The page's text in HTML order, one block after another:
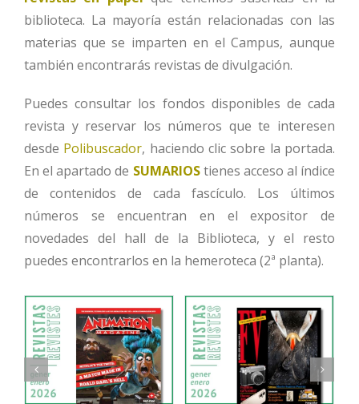
biblioteca. La mayoría están relacionadas con las
materias que se imparten en el Campus, aunque
también encontrarás revistas de divulgación.
Puedes consultar los fondos disponibles de cada
revista y reservar los números que te interesen
desde Polibuscador, haciendo clic sobre la portada.
En el apartado de SUMARIOS tienes acceso al índice
de contenidos de cada fascículo. Los últimos
números se encuentran en el expositor de
novedades del hall de la Biblioteca, y el resto
puedes encontrarlos en la hemeroteca (2ª planta).